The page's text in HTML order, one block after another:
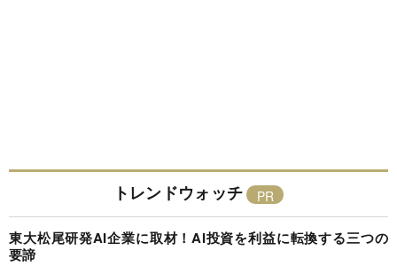
トレンドウォッチ
東大松尾研発AI企業に取材！AI投資を利益に転換する三つの
要諦